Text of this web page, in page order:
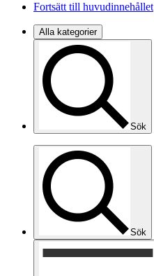
Fortsätt till huvudinnehållet
Alla kategorier
Sök
Sök